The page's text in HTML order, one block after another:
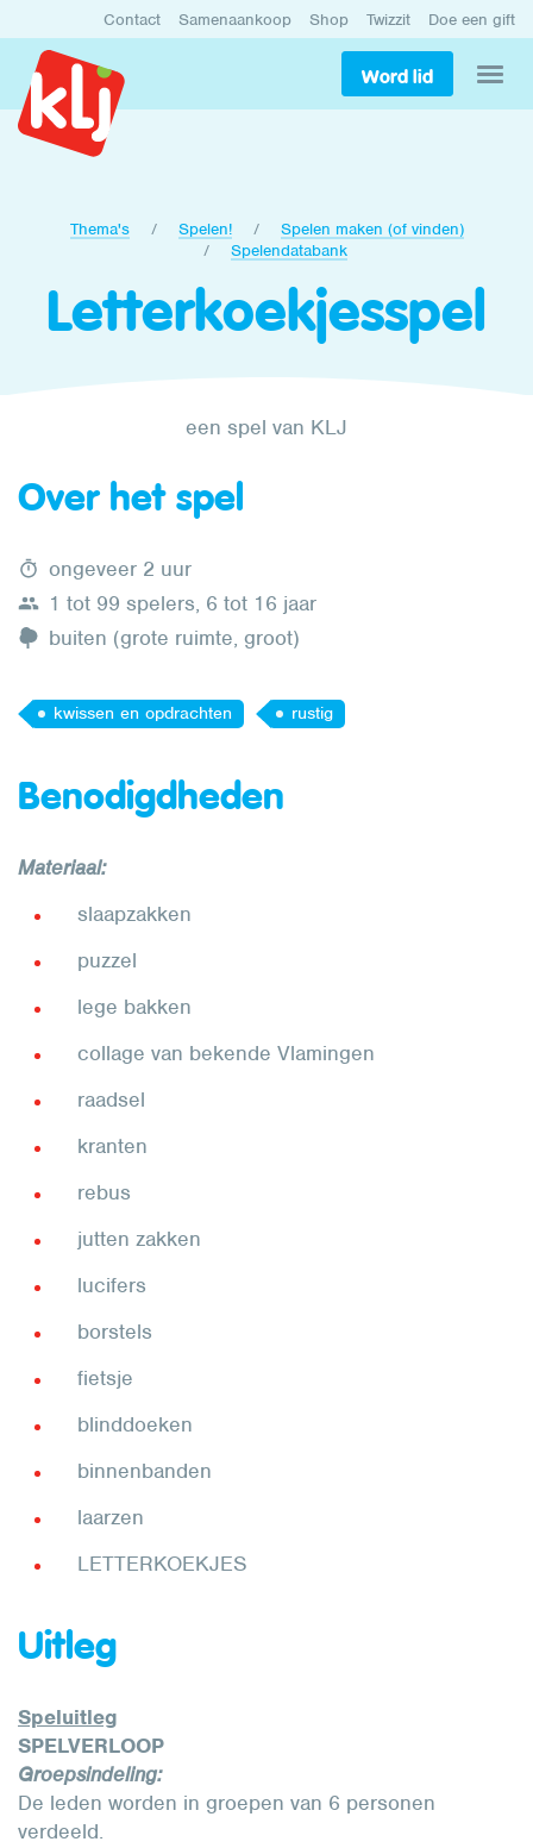
Contact Samenaankoop Shop Twizzit Doe een gift
Word lid
Thema's Spelen!
Spelen maken (of vinden)
Spelendatabank
Letterkoekjesspel
een spel van KLJ
Over het spel
ongeveer 2 uur
1 tot 99 spelers, 6 tot 16 jaar
buiten (grote ruimte, groot)
kwissen en opdrachten rustig
Benodigdheden
Materiaal:
slaapzakken
puzzel
lege bakken
collage van bekende Vlamingen
raadsel
kranten
rebus
jutten zakken
lucifers
borstels
fietsje
blinddoeken
binnenbanden
laarzen
LETTERKOEKJES
Uitleg
Speluitleg
SPELVERLOOP
Groepsindeling:
De leden worden in groepen van 6 personen
verdeeld.